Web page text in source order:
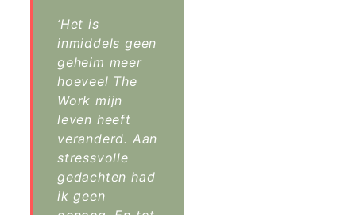
‘Het is
inmiddels geen
geheim meer
hoeveel The
Work mijn
leven heeft
veranderd. Aan
stressvolle
gedachten had
ik geen